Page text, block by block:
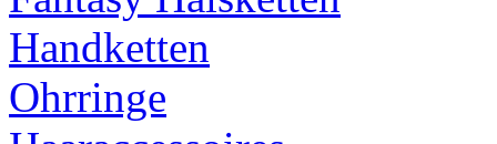
Handketten
Ohrringe